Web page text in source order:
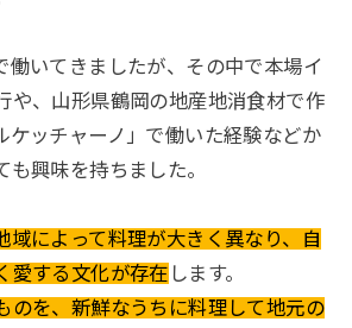
働いてきましたが、その中で本場イ
や、山形県鶴岡の地産地消食材で作
ケッチャーノ」で働いた経験などか
も興味を持ちました。
域によって料理が大きく異なり、自
愛する文化が存在 します。
のを、新鮮なうちに料理して地元の